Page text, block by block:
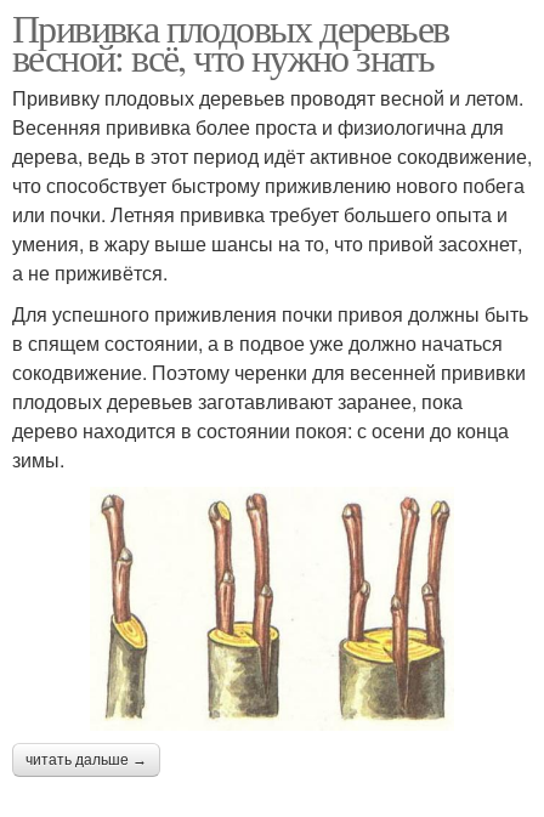
Прививка плодовых деревьев
весной: всё, что нужно знать
Прививку плодовых деревьев проводят весной и летом.
Весенняя прививка более проста и физиологична для
дерева, ведь в этот период идёт активное сокодвижение,
что способствует быстрому приживлению нового побега
или почки. Летняя прививка требует большего опыта и
умения, в жару выше шансы на то, что привой засохнет,
а не приживётся.
Для успешного приживления почки привоя должны быть
в спящем состоянии, а в подвое уже должно начаться
сокодвижение. Поэтому черенки для весенней прививки
плодовых деревьев заготавливают заранее, пока
дерево находится в состоянии покоя: с осени до конца
зимы.
читать дальше →